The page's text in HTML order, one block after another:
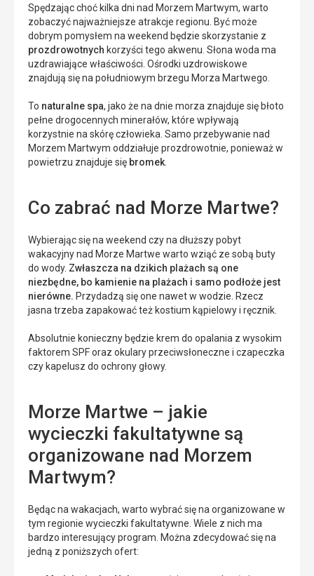
Spędzając choć kilka dni nad Morzem Martwym, warto
zobaczyć najważniejsze atrakcje regionu. Być może
dobrym pomysłem na weekend będzie skorzystanie z
prozdrowotnych korzyści tego akwenu. Słona woda ma
uzdrawiające właściwości. Ośrodki uzdrowiskowe
znajdują się na południowym brzegu Morza Martwego.
To naturalne spa, jako że na dnie morza znajduje się błoto
pełne drogocennych minerałów, które wpływają
korzystnie na skórę człowieka. Samo przebywanie nad
Morzem Martwym oddziałuje prozdrowotnie, ponieważ w
powietrzu znajduje się bromek
Co zabrać nad Morze Martwe?
Wybierając się na weekend czy na dłuższy pobyt
wakacyjny nad Morze Martwe warto wziąć ze sobą buty
do wody. Zwłaszcza na dzikich plażach są one
niezbędne, bo kamienie na plażach i samo podłoże jest
nierówne. Przydadzą się one nawet w wodzie. Rzecz
jasna trzeba zapakować też kostium kąpielowy i ręcznik.
Absolutnie konieczny będzie krem do opalania z wysokim
faktorem SPF oraz okulary przeciwsłoneczne i czapeczka
czy kapelusz do ochrony głowy.
Morze Martwe – jakie
wycieczki fakultatywne są
organizowane nad Morzem
Martwym?
Będąc na wakacjach, warto wybrać się na organizowane w
tym regionie wycieczki fakultatywne. Wiele z nich ma
bardzo interesujący program. Można zdecydować się na
jedną z poniższych ofert: